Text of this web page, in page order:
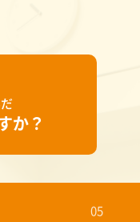
か？
05